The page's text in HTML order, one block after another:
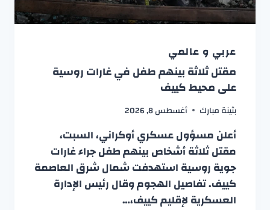
عربي و عالمي
مقتل ثلاثة بينهم طفل في غارات روسية
على محيط كييف
بثينة مبارك أغسطس 8, 2026
أعلن مسؤول عسكري أوكراني، السبت،
مقتل ثلاثة أشخاص بينهم طفل جراء غارات
جوية روسية استهدفت شمال شرق العاصمة
كييف. تفاصيل الهجوم وقال رئيس الإدارة
العسكرية لإقليم كييف،…